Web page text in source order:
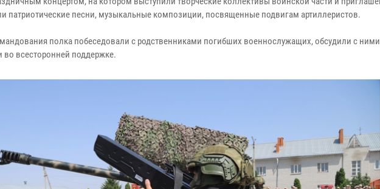
патриотические песни, музыкальные композиции, посвященные подвигам артиллеристов.
полка побеседовали с родственниками погибших военнослужащих, обсудили с ними
всесторонней поддержке.